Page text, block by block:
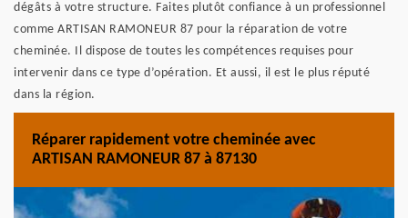
dégâts à votre structure. Faites plutôt confiance à un professionnel
comme ARTISAN RAMONEUR 87 pour la réparation de votre
cheminée. Il dispose de toutes les compétences requises pour
intervenir dans ce type d’opération. Et aussi, il est le plus réputé
dans la région.
Réparer rapidement votre cheminée avec
ARTISAN RAMONEUR 87 à 87130